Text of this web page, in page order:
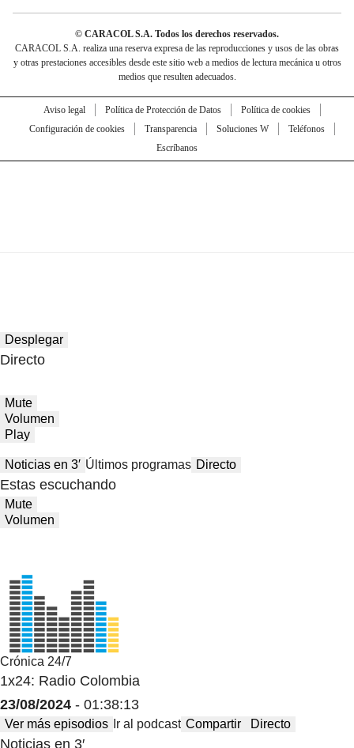
© CARACOL S.A. Todos los derechos reservados.
CARACOL S.A. realiza una reserva expresa de las reproducciones y usos de las obras
y otras prestaciones accesibles desde este sitio web a medios de lectura mecánica u otros
medios que resulten adecuados.
Aviso legal Política de Protección de Datos
Política de cookies
Configuración de cookies
Transparencia Soluciones W
Teléfonos
Escríbanos
Desplegar
Directo
Mute
Volumen
Play
Noticias en 3′ Últimos programas Directo
Estas escuchando
Mute
Volumen
Crónica 24/7
1x24: Radio Colombia
23/08/2024 - 01:38:13
Ver más episodios Ir al podcast Compartir Directo
Noticias en 3′